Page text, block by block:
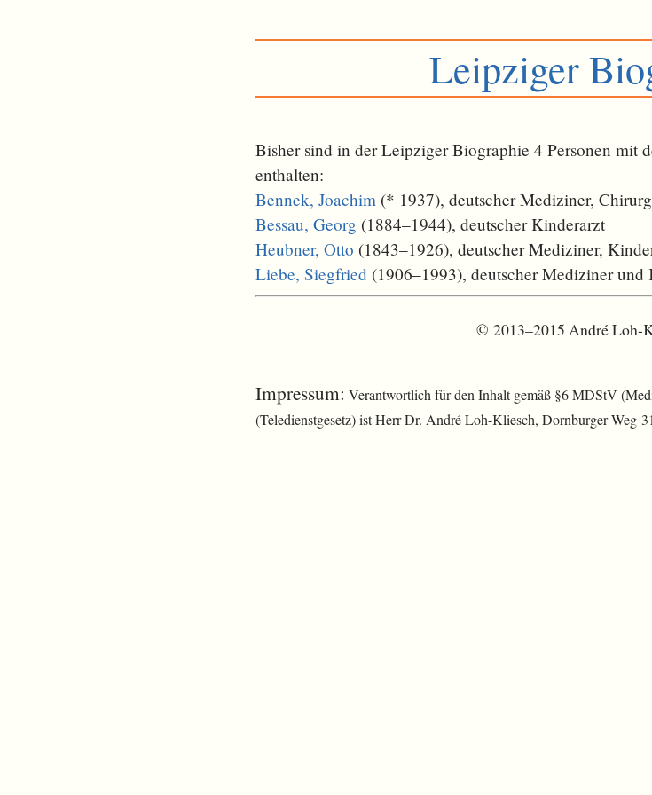
Leipziger
Bisher sind in der Leipziger Biographie 4 Personen mit
enthalten:
Bennek, Joachim (* 1937), deutscher Mediziner,
Bessau, Georg (1884–1944), deutscher Kinderarzt
Heubner, Otto (1843–1926), deutscher Mediziner,
Liebe, Siegfried (1906–1993), deutscher Mediziner und
© 2013–2015 André Loh-
Impressum: Verantwortlich für den Inhalt gemäß §6 MDStV
(Teledienstgesetz) ist Herr Dr. André Loh-Kliesch, Dornburger Weg